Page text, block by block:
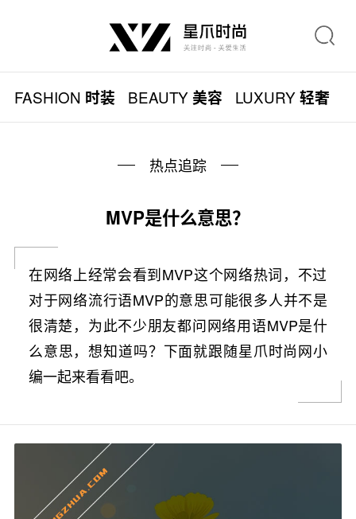
FASHION 时装 BEAUTY美容 LUXURY轻奢
热点追踪
MVP是什么意思？
在网络上经常会看到MVP这个网络热词，不过
对于网络流行语MVP的意思可能很多人并不是
很清楚，为此不少朋友都问网络用语MVP是什
么意思，想知道吗？下面就跟随星爪时尚网小
编一起来看看吧。